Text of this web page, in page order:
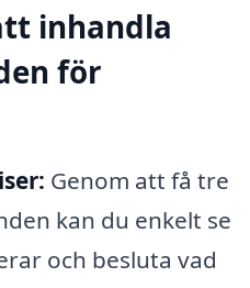
inhandla
för
Genom att få tre
kan du enkelt se
och besluta vad